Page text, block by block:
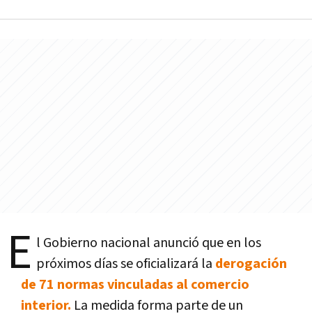
E l Gobierno nacional anunció que en los
próximos días se oficializará la derogación
de 71 normas vinculadas al comercio
interior. La medida forma parte de un